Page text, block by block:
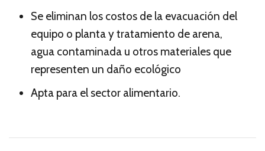
Se eliminan los costos de la evacuación del
equipo o planta y tratamiento de arena,
agua contaminada u otros materiales que
representen un daño ecológico
Apta para el sector alimentario.